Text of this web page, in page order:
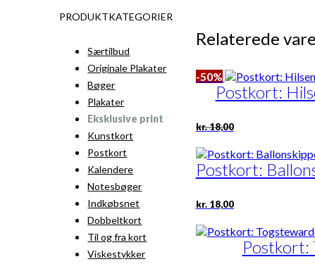
Relaterede
-50%
Postkort:
kr.18,00Den
oprindelige
var:
kr. 18,00.
Den
aktuelle
er:
kr. 9,00.
Postkort:
kr.18,00
Postkort:
PRODUKTKATEGORIER
Særtilbud
Originale Plakater
Bøger
Plakater
Eksklusive print
Kunstkort
Postkort
Kalendere
Notesbøger
Indkøbsnet
Dobbeltkort
Til og fra kort
Viskestykker